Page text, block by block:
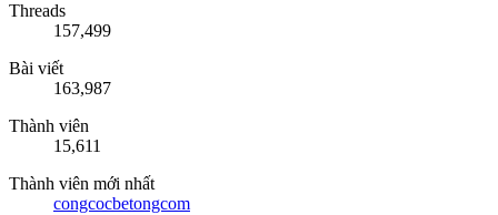
Threads
157,499
Bài viết
163,987
Thành viên
15,611
Thành viên mới nhất
congcocbetongcom